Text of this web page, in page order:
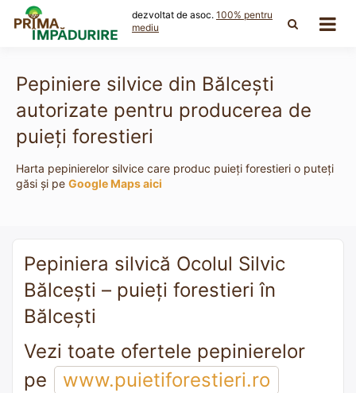
content
dezvoltat de asoc. 100% pentru
mediu
Pepiniere silvice din Bălceşti
autorizate pentru producerea de
puieți forestieri
Harta pepinierelor silvice care produc puieți forestieri o puteți
găsi și pe Google Maps aici
Pepiniera silvică Ocolul Silvic
Bălceşti – puieți forestieri în
Bălceşti
Vezi toate ofertele pepinierelor
pe
www.puietiforestieri.ro